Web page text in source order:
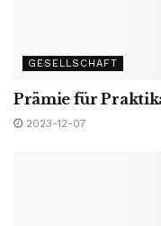
GESELLSCHAFT
Prämie für
2023-12-07